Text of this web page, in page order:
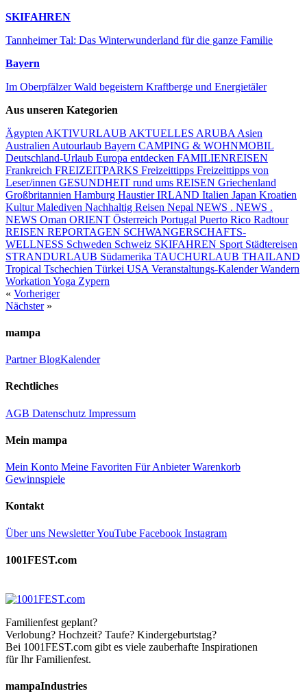
SKIFAHREN
Tannheimer Tal: Das Winterwunderland für die ganze Familie
Bayern
Im Oberpfälzer Wald begeistern Kraftberge und Energietäler
Aus unseren Kategorien
Ägypten AKTIVURLAUB AKTUELLES ARUBA Asien
Australien Autourlaub Bayern CAMPING & WOHNMOBIL
Deutschland-Urlaub Europa entdecken FAMILIENREISEN
Frankreich FREIZEITPARKS Freizeittipps Freizeittipps von
Leser/innen GESUNDHEIT rund ums REISEN Griechenland
Großbritannien Hamburg HaustierIRLAND Italien Japan Kroatien
KulturMalediven Nachhaltig Reisen Nepal NEWS . NEWS .
NEWS Oman ORIENT Österreich Portugal Puerto Rico Radtour
REISEN REPORTAGEN SCHWANGERSCHAFTS-
WELLNESS Schweden Schweiz SKIFAHREN Sport Städtereisen
STRANDURLAUB Südamerika TAUCHURLAUB THAILAND
Tropical Tschechien Türkei USA Veranstaltungs-KalenderWandern
Workation Yoga Zypern
« Vorheriger
Nächster»
mampa
PartnerBlogKalender
Rechtliches
AGB Datenschutz Impressum
Mein mampa
Mein Konto Meine Favoriten Für AnbieterWarenkorb
Gewinnspiele
Kontakt
Über uns NewsletterYouTube Facebook Instagram
1001FEST.com
Familienfest geplant?
Verlobung? Hochzeit? Taufe? Kindergeburtstag?
Bei 1001FEST.com gibt es viele zauberhafte Inspirationen
für Ihr Familienfest.
mampaIndustries